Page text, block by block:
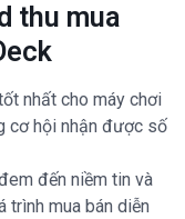
thu mua
nhất cho máy chơi
cơ hội nhận được số
đến niềm tin và
trình mua bán diễn